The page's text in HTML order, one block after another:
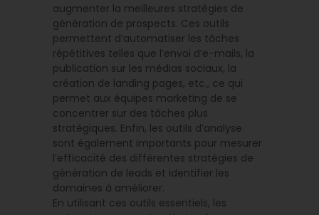
augmenter la meilleures stratégies de
génération de prospects. Ces outils
permettent d’automatiser les tâches
répétitives telles que l’envoi d’e-mails, la
publication sur les médias sociaux, la
création de landing pages, etc., ce qui
permet aux équipes marketing de se
concentrer sur des tâches plus
stratégiques. Enfin, les outils d’analyse
sont également importants pour mesurer
l’efficacité des différentes stratégies de
génération de leads et identifier les
domaines à améliorer.
En utilisant ces outils essentiels, les